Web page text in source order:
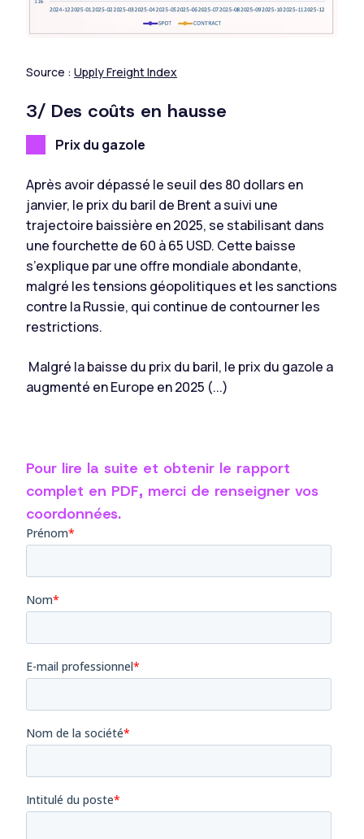
Source : Upply Freight Index
3/ Des coûts en hausse
Prix du gazole
Après avoir dépassé le seuil des 80 dollars en
janvier, le prix du baril de Brent a suivi une
trajectoire baissière en 2025, se stabilisant dans
une fourchette de 60 à 65 USD. Cette baisse
s’explique par une offre mondiale abondante,
malgré les tensions géopolitiques et les sanctions
contre la Russie, qui continue de contourner les
restrictions.
Malgré la baisse du prix du baril, le prix du gazole a
augmenté en Europe en 2025 (...)
Pour lire la suite et obtenir le rapport
complet en PDF, merci de renseigner vos
coordonnées.